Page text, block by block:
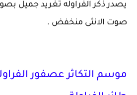
يصدر ذكر الفراوله تغريد جميل
صوت الانثى منخفض .
موسم التكاثر عصفور